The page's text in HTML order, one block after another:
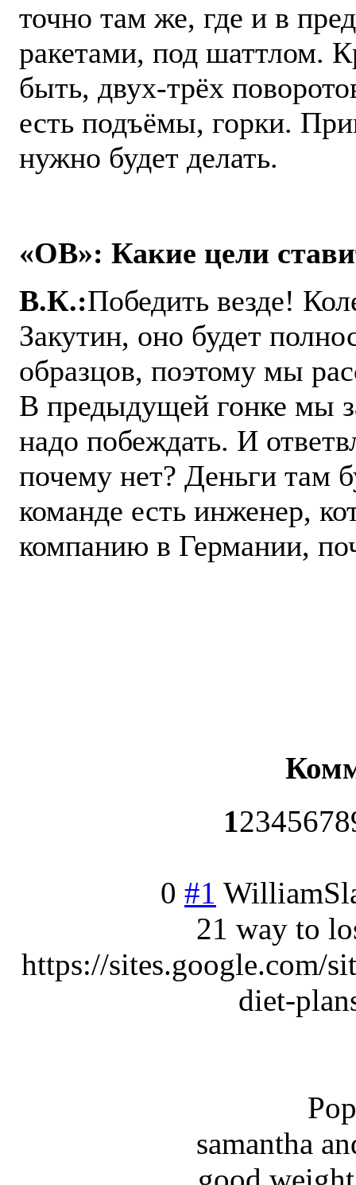
точно там же, где и в
ракетами, под шаттлом.
быть, двух-трёх
есть подъёмы, горки.
нужно будет делать.
«ОВ»: Какие цели
В.К.:Победить везде!
Закутин, оно будет
образцов, поэтому мы
В предыдущей гонке мы
надо побеждать. И
почему нет? Деньги там
команде есть инженер,
компанию в Германии,
12345678
0 #1
21 way to
https://sites.google.com/
diet-
samantha